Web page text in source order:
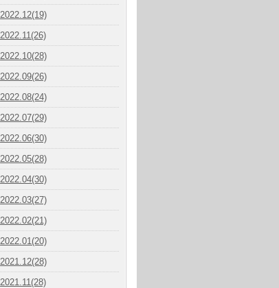
2022.12(19)
2022.11(26)
2022.10(28)
2022.09(26)
2022.08(24)
2022.07(29)
2022.06(30)
2022.05(28)
2022.04(30)
2022.03(27)
2022.02(21)
2022.01(20)
2021.12(28)
2021.11(28)